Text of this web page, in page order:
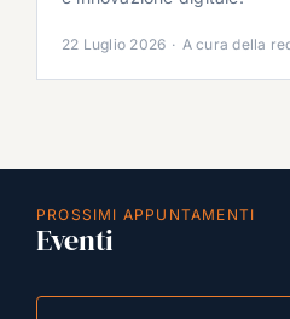
22 Luglio 2026 · A cura della
PROSSIMI APPUNTAMENTI
Eventi